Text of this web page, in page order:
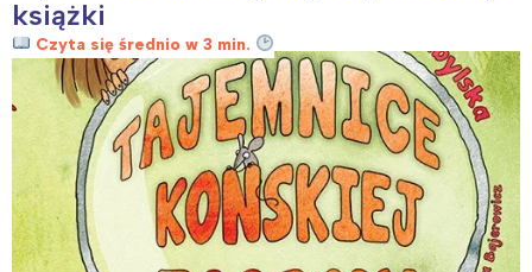
książki
Czyta się średnio w 3 min.